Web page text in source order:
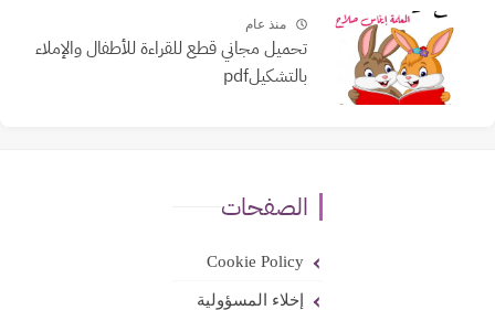
منذ عام
تحميل مجاني قطع للقراءة للأطفال والإملاء
بالتشكيلpdf
الصفحات
Cookie Policy
إخلاء المسؤولية